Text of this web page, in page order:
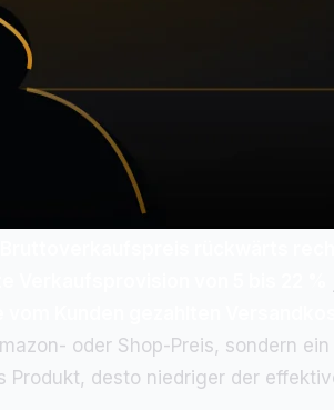
oder Shop-Preis, sondern
desto niedriger der